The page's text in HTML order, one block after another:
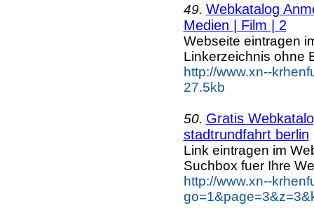
49. Webkatalog
Medien | Film | 2
Webseite eintragen
Linkerzeichnis ohne
http://www.xn--
27.5kb
50. Gratis
stadtrundfahrt berlin
Link eintragen im
Suchbox fuer Ihre
http://www.xn--